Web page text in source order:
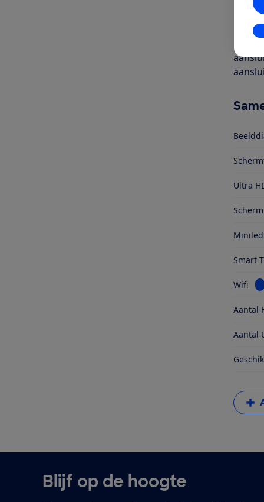
een
Ultra
Miniled
Smart
Wifi
Aantal
Aantal
Blijf op de hoogte